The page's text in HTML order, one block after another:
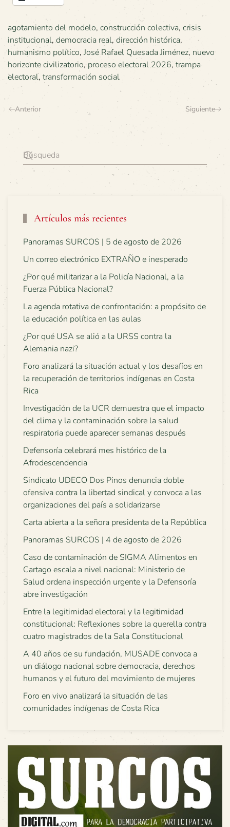
agotamiento del modelo, construcción colectiva, crisis
institucional,democracia real, dirección histórica,
humanismo político, José Rafael Quesada Jiménez, nuevo
horizonte civilizatorio,proceso electoral 2026, trampa
electoral, transformación social
Anterior Siguiente
Artículos más recientes
Panoramas SURCOS | 5 de agosto de 2026
Un correo electrónico EXTRAÑO e inesperado
¿Por qué militarizar a la Policía Nacional, a la
Fuerza Pública Nacional?
La agenda rotativa de confrontación: a propósito de
la educación política en las aulas
¿Por qué USA se alió a la URSS contra la
Alemania nazi?
Foro analizará la situación actual y los desafíos en
la recuperación de territorios indígenas en Costa
Rica
Investigación de la UCR demuestra que el impacto
del clima y la contaminación sobre la salud
respiratoria puede aparecer semanas después
Defensoría celebrará mes histórico de la
Afrodescendencia
Sindicato UDECO Dos Pinos denuncia doble
ofensiva contra la libertad sindical y convoca a las
organizaciones del país a solidarizarse
Carta abierta a la señora presidenta de la República
Panoramas SURCOS | 4 de agosto de 2026
Caso de contaminación de SIGMA Alimentos en
Cartago escala a nivel nacional: Ministerio de
Salud ordena inspección urgente y la Defensoría
abre investigación
Entre la legitimidad electoral y la legitimidad
constitucional: Reflexiones sobre la querella contra
cuatro magistrados de la Sala Constitucional
A 40 años de su fundación, MUSADE convoca a
un diálogo nacional sobre democracia, derechos
humanos y el futuro del movimiento de mujeres
Foro en vivo analizará la situación de las
comunidades indígenas de Costa Rica